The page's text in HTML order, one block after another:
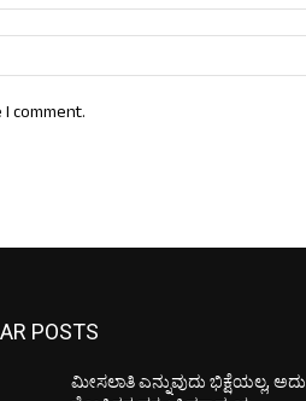
comment.
POSTS
ಮೀಸಲಾತಿ ಎನ್ನುವುದು ಭಿಕ್ಷೆಯಲ್ಲ, ಅದು